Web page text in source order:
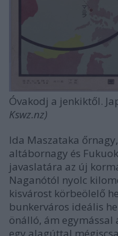
Óvakodj a jenkiktől.
Kswz.nz)
Ida Maszataka őrnagy
altábornagy és
javaslatára az új
Naganótól nyolc
kisvárost körbeölelő
bunkerváros ideális
önálló, ám